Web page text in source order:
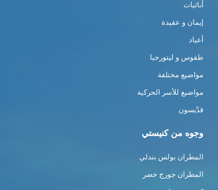
أبائيات
إيمان و عقيدة
أعياد
طقوس و ليتورجيا
مواضيع مختلفة
مواضيع للأسر الحركية
قدّيسون
وجوه من كنيستي
المطران بولس بندلي
المطران جورج خضر